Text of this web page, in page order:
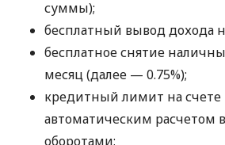
суммы);
бесплатный вывод дохода
бесплатное снятие
месяц (далее — 0.75%);
кредитный лимит на
автоматическим расчетом
оборотами;